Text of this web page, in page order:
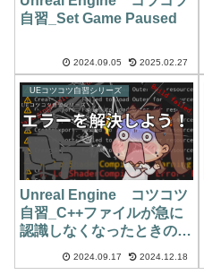
自習_Set Game Paused
2024.09.05 2025.02.27
UEコツコツ自習シリーズ
Unreal Engine コツコツ
自習_C++ファイルが急に
認識しなくなったときの対
2024.09.17 2024.12.18